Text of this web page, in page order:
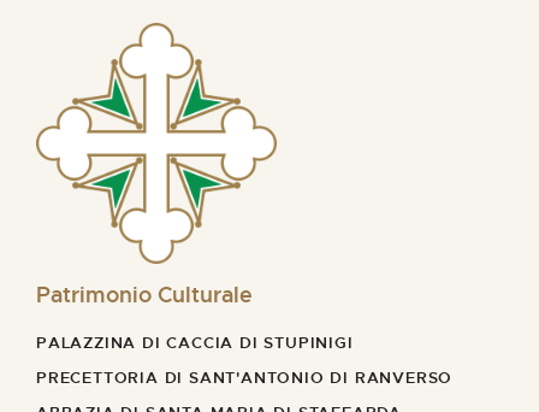
Patrimonio Culturale
PALAZZINA DI CACCIA DI STUPINIGI
PRECETTORIA DI SANT'ANTONIO DI RANVERSO